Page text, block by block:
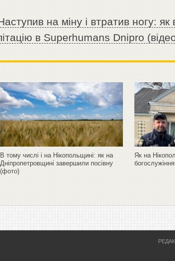
на міну і втратив ногу: як
в Superhumans Dnipro
В тому числі і на Нікопольщині: як на
Дніпропетровщині завершили посівну
(фото)
Як на